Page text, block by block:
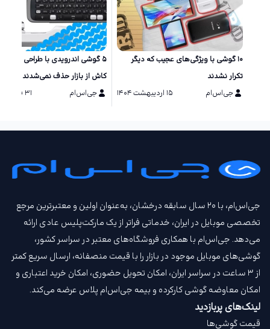
۱۰ گوشی‌ با ویژگی‌های عجیب که دیگر
تکرار نشدند
جی‌اس‌ام
۱۵ اردیبهشت ۱۴۰۴
۵ گوشی اندرویدی با طراحی خاص
کاش از بازار حذف نمی‌شدند
جی‌اس‌ام
۳۱ فروردین ۱۴۰۴
جی‌اس‌ام، با ۲۰ سال سابقه درخشان، به‌عنوان اولین و معتبرترین مرجع
تخصصی موبایل در ایران، خدماتی فراتر از یک مارکت‌پلیس عادی ارائه
می‌دهد. جی‌اس‌ام با همکاری فروشگاه‌های معتبر در سراسر کشور،
گوشی‌های موبایل موجود در بازار را با قیمت‌ منصفانه، ارسال سریع کمتر
از ۳ ساعت در سراسر ایران، امکان تحویل حضوری، امکان خرید اعتباری و
امکان معاوضه گوشی کارکرده و بیمه جی‌اس‌ام‌ پلاس عرضه می‌کند.
لینک‌های پربازدید
قیمت گوشی‌ها